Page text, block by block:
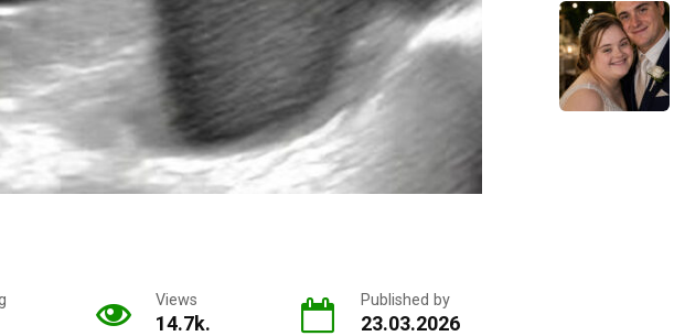
Views
14.7k.
Published by
23.03.2026